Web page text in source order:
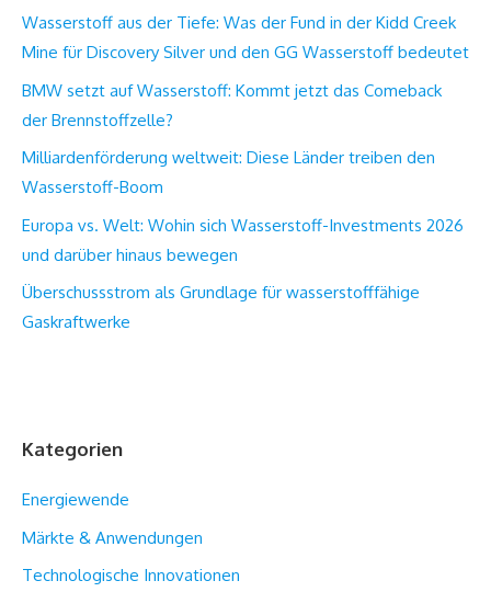
Wasserstoff aus der Tiefe: Was der Fund in der Kidd Creek
Mine für Discovery Silver und den GG Wasserstoff bedeutet
BMW setzt auf Wasserstoff: Kommt jetzt das Comeback
der Brennstoffzelle?
Milliardenförderung weltweit: Diese Länder treiben den
Wasserstoff-Boom
Europa vs. Welt: Wohin sich Wasserstoff-Investments 2026
und darüber hinaus bewegen
Überschussstrom als Grundlage für wasserstofffähige
Gaskraftwerke
Kategorien
Energiewende
Märkte & Anwendungen
Technologische Innovationen